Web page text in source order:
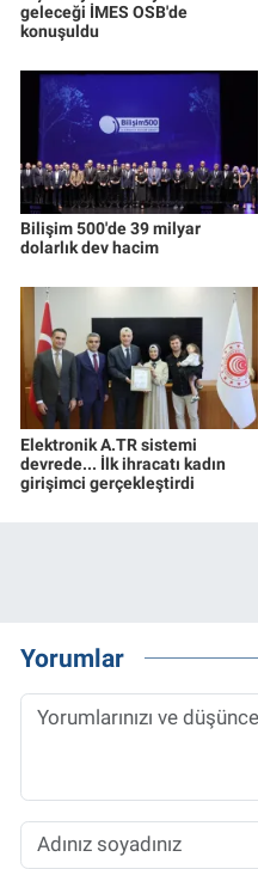
geleceği İMES OSB'de
konuşuldu
Bilişim 500'de 39 milyar
dolarlık dev hacim
Elektronik A.TR sistemi
devrede... İlk ihracatı kadın
girişimci gerçekleştirdi
Yorumlar